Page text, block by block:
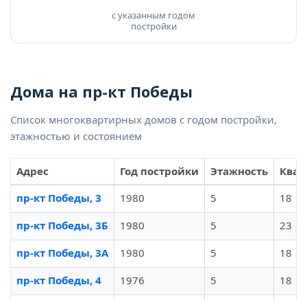
с указанным годом
постройки
Дома на пр-кт Победы
Список многоквартирных домов с годом постройки,
этажностью и состоянием
Адрес Год постройки Этажность
пр-кт Победы, 3
1980 5
18
пр-кт Победы, 3Б
1980 5
23
пр-кт Победы, 3А
1980 5
18
пр-кт Победы, 4
1976 5
18